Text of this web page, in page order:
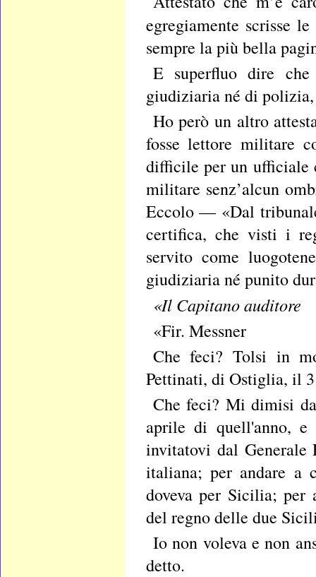
egregiamente scrisse
sempre la più bella
E superfluo dire
giudiziaria né di polizia,
Ho però un altro
fosse lettore militare
difficile per un ufficiale
militare senz’alcun
Eccolo — «Dal
certifica, che visti i
servito come
giudiziaria né punito
«Il Capitano auditore
«Fir. Messner
Che feci? Tolsi in
Pettinati, di Ostiglia, il
Che feci? Mi dimisi
aprile di quell'anno, e
invitatovi dal Generale
italiana; per andare a
doveva per Sicilia; per
del regno delle due
Io non voleva e non
detto.